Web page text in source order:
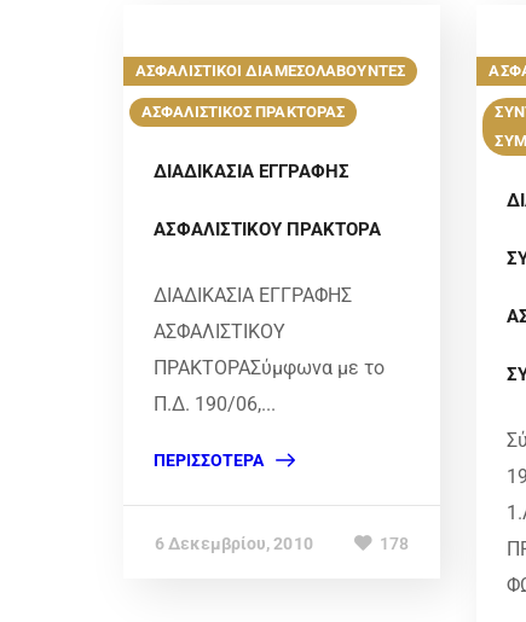
ΑΣΦΑΛΙΣΤΙΚΟΙ ΔΙΑΜΕΣΟΛΑΒΟΥΝΤΕΣ
ΑΣΦΑΛΙΣΤΙΚΟΣ ΠΡΑΚΤΟΡΑΣ
ΔΙΑΔΙΚΑΣΙΑ ΕΓΓΡΑΦΗΣ
ΑΣΦΑΛΙΣΤΙΚΟΥ ΠΡΑΚΤΟΡΑ
ΔΙΑΔΙΚΑΣΙΑ ΕΓΓΡΑΦΗΣ
ΑΣΦΑΛΙΣΤΙΚΟΥ
ΠΡΑΚΤΟΡΑΣύμφωνα με το
Π.Δ. 190/06,...
ΠΕΡΙΣΣΌΤΕΡΑ
6 Δεκεμβρίου, 2010 178